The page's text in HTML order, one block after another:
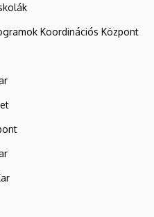
Koordinációs Központ